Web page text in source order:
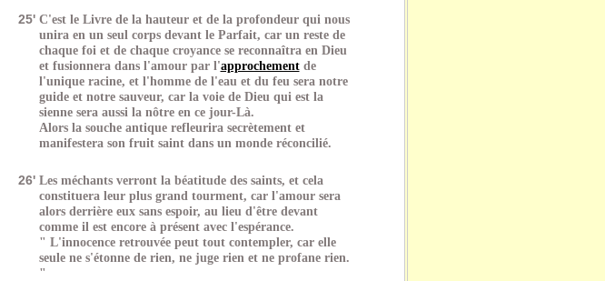
25' C'est le Livre de la hauteur et de la profondeur qui nous
unira en un seul corps devant le Parfait, car un reste de
chaque foi et de chaque croyance se reconnaîtra en Dieu
et fusionnera dans l'amour par l'approchementde
l'unique racine, et l'homme de l'eau et du feu sera notre
guide et notre sauveur, car la voie de Dieu qui est la
sienne sera aussi la nôtre en ce jour-Là.
Alors la souche antique refleurira secrètement et
manifestera son fruit saint dans un monde réconcilié.
26' Les méchants verront la béatitude des saints, et cela
constituera leur plus grand tourment, car l'amour sera
alors derrière eux sans espoir, au lieu d'être devant
comme il est encore à présent avec l'espérance.
" L'innocence retrouvée peut tout contempler, car elle
seule ne s'étonne de rien, ne juge rien et ne profane rien.
"